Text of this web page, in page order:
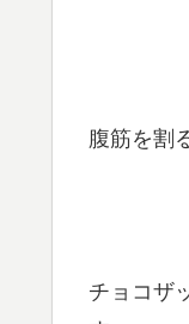
腹筋を割
チョコザ